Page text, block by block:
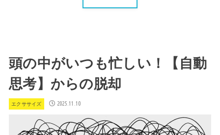
頭の中がいつも忙しい！【自動
思考】からの脱却
エクササイズ 2025.11.10